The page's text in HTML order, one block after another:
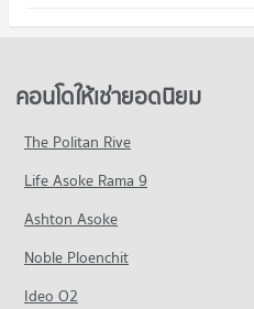
คอนโดให้เช่า ถนนรามคำแหง
ขายคอนโด ถนนรามคำแหง
มีคอนโดขาย 2,314 ประกาศ
คอนโด ถนนพระราม 9
325 โครงการ
คอนโดให้เช่า ถนนพระราม 9
มีคอนโดให้เช่า 24,737 ประกาศ
ขายคอนโด ถนนพระราม 9
มีคอนโดขาย 9,457 ประกาศ
คอนโดให้เช่ายอดนิยม
The Politan Rive
Life Asoke Rama 9
Ashton Asoke
Noble Ploenchit
Ideo O2